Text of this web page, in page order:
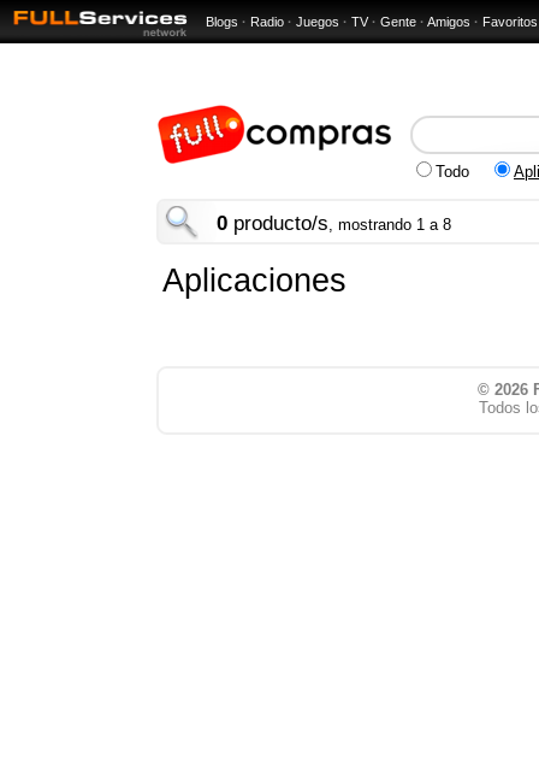
Blogs · Radio · Juegos · TV · Gente · Amigos · Favoritos
Todo
0 producto/s, mostrando 1 a 8
Aplicaciones
© 2026
Todos